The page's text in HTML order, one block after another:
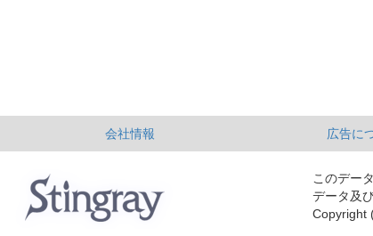
会社情報 広告に
このデー
データ及
Copyright